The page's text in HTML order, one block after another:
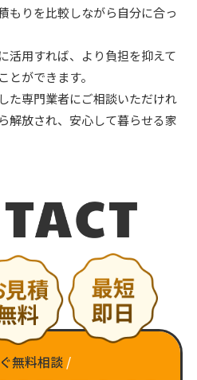
もりを比較しながら自分に合っ
活用すれば、より負担を抑えて
とができます。
た専門業者にご相談いただけれ
解放され、安心して暮らせる家
無料相談 /